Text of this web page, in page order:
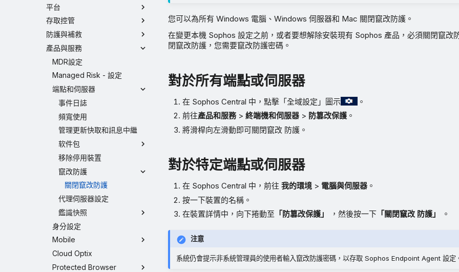
平台
存取控管
防護與補救
產品與服務
MDR設定
Managed Risk - 設定
端點和伺服器
事件日誌
頻寬使用
管理更新快取和訊息中繼
软件包
移除停用裝置
竄改防護
關閉竄改防護
代理伺服器設定
鑑識快照
身分設定
Mobile
Cloud Optix
Protected Browser
您可以為所有 Windows 電腦、Windows 伺服器和 Mac 關閉竄改防護。
在變更本機 Sophos 設定之前，或者要想解除安裝現有 Sophos 產品，必須關閉竄改
閉竄改防護，您需要竄改防護密碼。
對於所有端點或伺服器
在 Sophos Central 中，點擊「全域設定」圖示
。
前往產品和服務>終端機和伺服器 > 防篡改保護 。
將滑桿向左滑動即可關閉竄改 防護。
對於特定端點或伺服器
在 Sophos Central 中，前往我的環境 > 電腦與伺服器 。
按一下裝置的名稱。
在裝置詳情中，向下捲動至 「防篡改保護」 ，然後按一下 「關閉竄改 防護」 。
注意
系統仍會提示非系統管理員的使用者輸入竄改防護密碼，以存取 Sophos Endpoint Agent 設定